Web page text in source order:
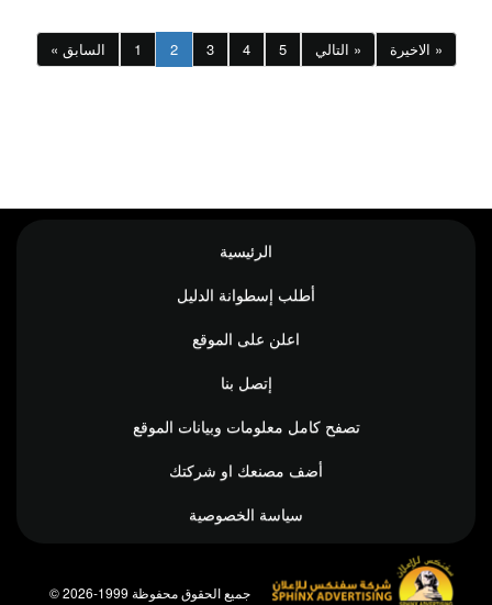
« السابق 1 2 3 4 5 التالي » الاخيرة »
الرئيسية
أطلب إسطوانة الدليل
اعلن على الموقع
إتصل بنا
تصفح كامل معلومات وبيانات الموقع
أضف مصنعك او شركتك
سياسة الخصوصية
© جميع الحقوق محفوظة 1999-2026